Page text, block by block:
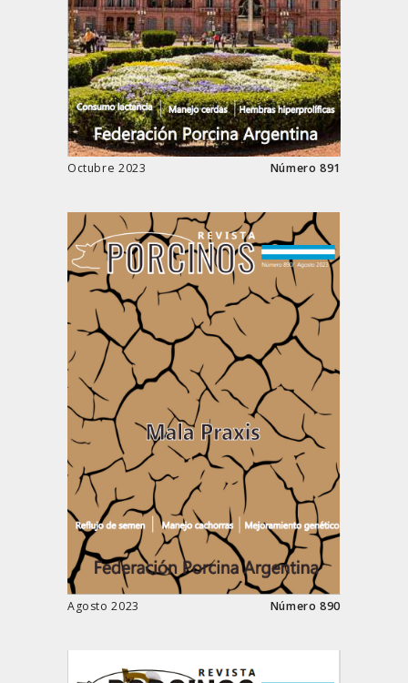
Octubre 2023 Número 891
Agosto 2023 Número 890